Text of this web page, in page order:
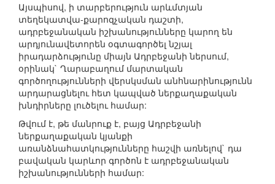
Այսպիսով, ի տարբերություն արևմտյան
տեղեկատվա-քարոզչական դաշտի,
ադրբեջանական իշխանությունները կարող են
արդյունավետորեն օգտագործել նշյալ
իրադարձությունը միայն Ադրբեջանի ներսում,
օրինակ` Ղարաբաղում մարտական
գործողությունների վերսկսման անհնարինությունն
արդարացնելու հետ կապված ներքաղաքական
խնդիրները լուծելու համար:
Թվում է, թե մանրուք է, բայց Ադրբեջանի
ներքաղաքական կյանքի
առանձնահատկությունները հաշվի առնելով` դա
բավական կարևոր գործոն է ադրբեջանական
իշխանությունների համար: